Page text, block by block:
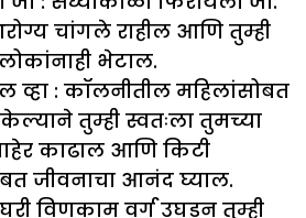
चांगले राहील आणि तुम्ही
भेटाल.
व्हा : कॉलनीतील महिलांसोबत
तुम्ही स्वतःला तुमच्या
काढाल आणि किटी
जीवनाचा आनंद घ्याल.
घरी विणकाम वर्ग उघडून तुम्ही